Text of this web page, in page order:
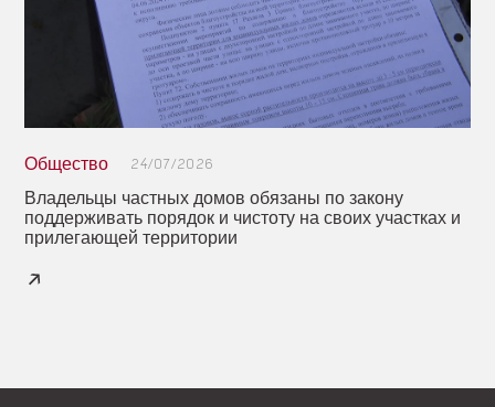
Общество 24/07/2026
Владельцы частных домов обязаны по закону
поддерживать порядок и чистоту на своих участках и
прилегающей территории